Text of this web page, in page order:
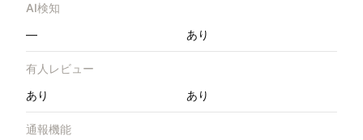
AI検知
—
あり
有人レビュー
あり
あり
通報機能